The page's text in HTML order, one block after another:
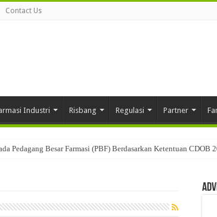
Contact Us
Industri Risbang Regulasi Partner
Pedagang Besar Farmasi (PBF) Berdasarkan Ketentuan CDOB